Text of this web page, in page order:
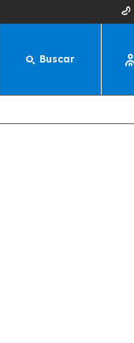
Buscar